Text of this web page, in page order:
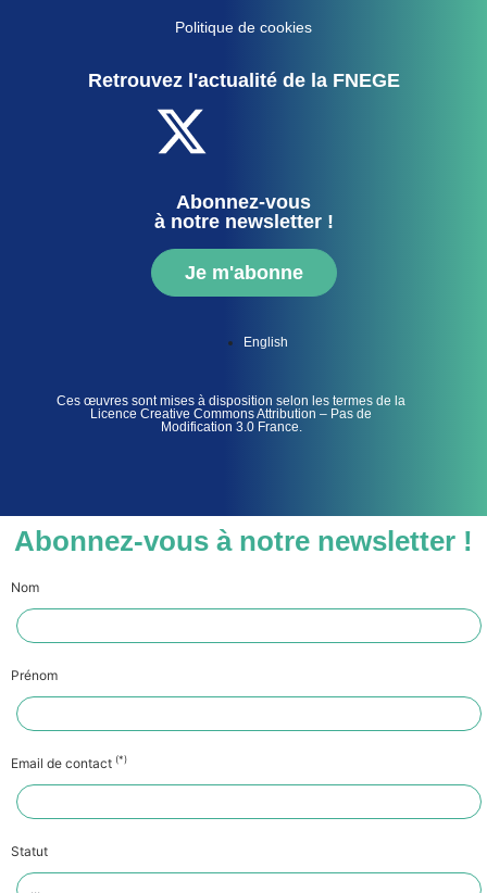
Politique de cookies
Retrouvez l'actualité de la FNEGE
Abonnez-vous
à notre newsletter !
Je m'abonne
English
Ces œuvres sont mises à disposition selon les termes de la
Licence Creative Commons Attribution – Pas de
Modification 3.0 France.
Abonnez-vous à notre newsletter !
Nom
Prénom
Email de contact (*)
Statut